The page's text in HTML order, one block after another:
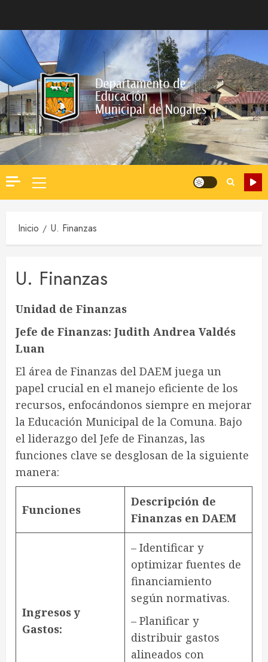
contenido
Menú
principal
Inicio U. Finanzas
U. Finanzas
Unidad de Finanzas
Jefe de Finanzas: Judith Andrea Valdés
Luan
El área de Finanzas del DAEM juega un
papel crucial en el manejo eficiente de los
recursos, enfocándonos siempre en mejorar
la Educación Municipal de la Comuna. Bajo
el liderazgo del Jefe de Finanzas, las
funciones clave se desglosan de la siguiente
manera:
Funciones
Descripción de
Finanzas en DAEM
Ingresos y
Gastos:
– Identificar y
optimizar fuentes de
financiamiento
según normativas.
– Planificar y
distribuir gastos
alineados con